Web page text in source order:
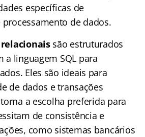
específicas de
de dados.
relacionaissão estruturados
a linguagem SQL para
Eles são ideais para
de dados e transações
a escolha preferida para
de consistência e
como sistemas bancários